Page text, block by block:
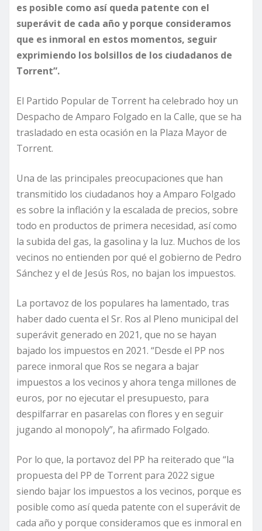
es posible como así queda patente con el
superávit de cada año y porque consideramos
que es inmoral en estos momentos, seguir
exprimiendo los bolsillos de los ciudadanos de
Torrent”.
El Partido Popular de Torrent ha celebrado hoy un
Despacho de Amparo Folgado en la Calle, que se ha
trasladado en esta ocasión en la Plaza Mayor de
Torrent.
Una de las principales preocupaciones que han
transmitido los ciudadanos hoy a Amparo Folgado
es sobre la inflación y la escalada de precios, sobre
todo en productos de primera necesidad, así como
la subida del gas, la gasolina y la luz. Muchos de los
vecinos no entienden por qué el gobierno de Pedro
Sánchez y el de Jesús Ros, no bajan los impuestos.
La portavoz de los populares ha lamentado, tras
haber dado cuenta el Sr. Ros al Pleno municipal del
superávit generado en 2021, que no se hayan
bajado los impuestos en 2021. “Desde el PP nos
parece inmoral que Ros se negara a bajar
impuestos a los vecinos y ahora tenga millones de
euros, por no ejecutar el presupuesto, para
despilfarrar en pasarelas con flores y en seguir
jugando al monopoly”, ha afirmado Folgado.
Por lo que, la portavoz del PP ha reiterado que “la
propuesta del PP de Torrent para 2022 sigue
siendo bajar los impuestos a los vecinos, porque es
posible como así queda patente con el superávit de
cada año y porque consideramos que es inmoral en